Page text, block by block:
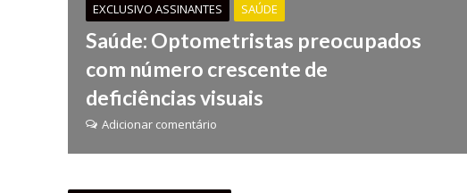
EXCLUSIVO ASSINANTES SAÚDE
Saúde: Optometristas preocupados
com número crescente de
deficiências visuais
Adicionar comentário